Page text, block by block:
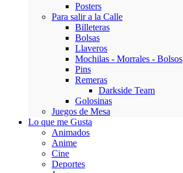
Posters
Para salir a la Calle
Billeteras
Bolsas
Llaveros
Mochilas - Morrales - Bolsos
Pins
Remeras
Darkside Team
Golosinas
Juegos de Mesa
Lo que me Gusta
Animados
Anime
Cine
Deportes